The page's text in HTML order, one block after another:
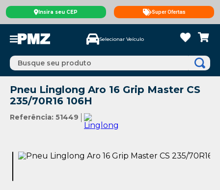
Insira seu CEP Super Ofertas
Selecionar Veículo
Busque seu produto
Pneu Linglong Aro 16 Grip Master CS
235/70R16 106H
Referência: 51449